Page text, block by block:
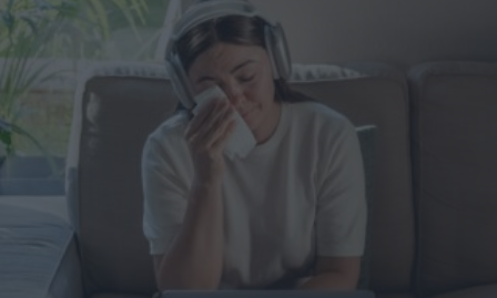
sana, invece, la fase di adattamento iniziale è il momento
più impegnativo, dopo il quale il regime diventa più
gestibile. Keto e ciclo mestruale: cosa sapere Alcune
donne notano variazioni del ciclo nei primi mesi di dieta
chetogenica. Il cambiamento ormonale legato alla
riduzione dell'insulina può influire sulla regolarità,
Domande frequenti Quanto si dimagrisce con la dieta
keto? La perdita di peso varia, ma nelle prime settimane è
spesso rapida per via dell'eliminazione dei liquidi legati al